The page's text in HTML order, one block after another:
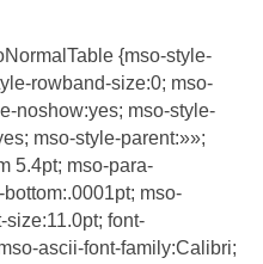
{mso-style-
rowband-size:0; mso-
noshow:yes; mso-style-
mso-style-parent:»»;
5.4pt; mso-para-
mso-
font-
ascii-font-family:Calibri;